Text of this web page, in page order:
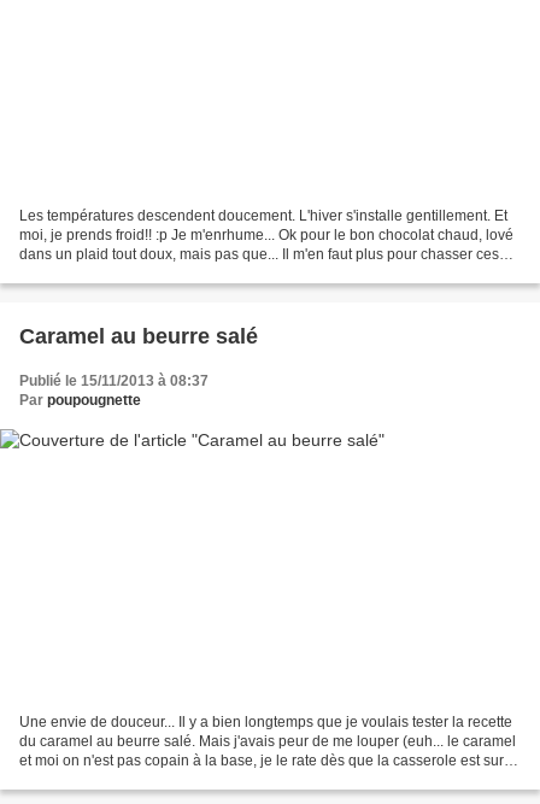
Les températures descendent doucement. L'hiver s'installe gentillement. Et
moi, je prends froid!! :p Je m'enrhume... Ok pour le bon chocolat chaud, lové
dans un plaid tout doux, mais pas que... Il m'en faut plus pour chasser ces
Caramel au beurre salé
Publié le 15/11/2013 à 08:37
Par poupougnette
Une envie de douceur... Il y a bien longtemps que je voulais tester la recette
du caramel au beurre salé. Mais j'avais peur de me louper (euh... le caramel
et moi on n'est pas copain à la base, je le rate dès que la casserole est sur le